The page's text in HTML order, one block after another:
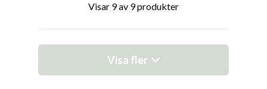
Visar 9 av 9 produkter
Visa fler